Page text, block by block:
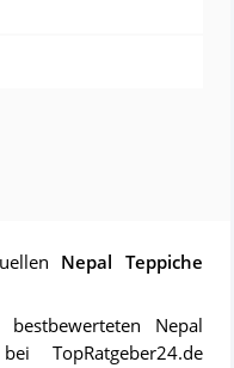
Nepal Teppiche
Nepal
TopRatgeber24.de